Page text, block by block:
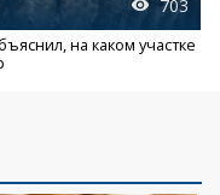
703
на каком участке